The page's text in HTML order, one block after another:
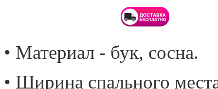
• Материал - бук, сосна.
• Ширина спального